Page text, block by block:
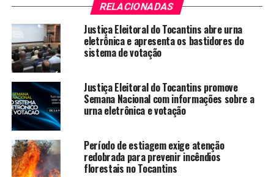
RELACIONADAS
Justiça Eleitoral do Tocantins abre urna
eletrônica e apresenta os bastidores do
sistema de votação
Justiça Eleitoral do Tocantins promove
Semana Nacional com informações sobre a
urna eletrônica e votação
Período de estiagem exige atenção
redobrada para prevenir incêndios
florestais no Tocantins